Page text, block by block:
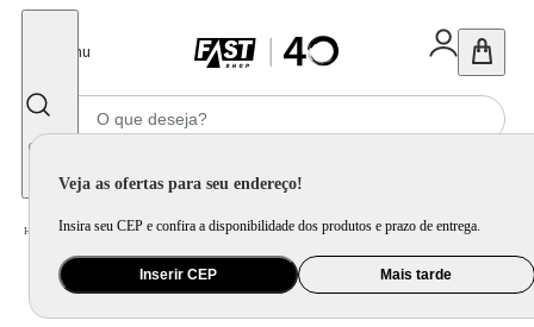
Menu
Veja as ofertas para seu endereço!
Insira seu CEP e confira a disponibilidade dos produtos e prazo de entrega.
Inserir CEP Mais tarde
Home Mercado / Bebida Bebida Não Alcoolica